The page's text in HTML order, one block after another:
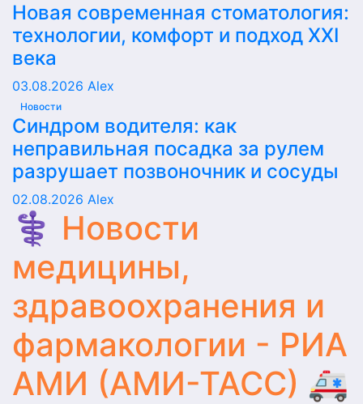
Новая современная стоматология:
технологии, комфорт и подход XXI
века
03.08.2026 Alex
Новости
Синдром водителя: как
неправильная посадка за рулем
разрушает позвоночник и сосуды
02.08.2026 Alex
⚕️ Новости
медицины,
здравоохранения и
фармакологии - РИА
АМИ (АМИ-ТАСС) 🚑